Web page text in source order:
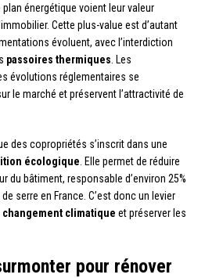
énergétique voient leur valeur
Cette plus-value est d’autant
évoluent, avec l’interdiction
passoires thermiques . Les
évolutions réglementaires se
le marché et préservent l’attractivité de
des copropriétés s’inscrit dans une
écologique . Elle permet de réduire
du bâtiment, responsable d’environ 25%
serre en France. C’est donc un levier
changement climatique et préserver les
pour rénover